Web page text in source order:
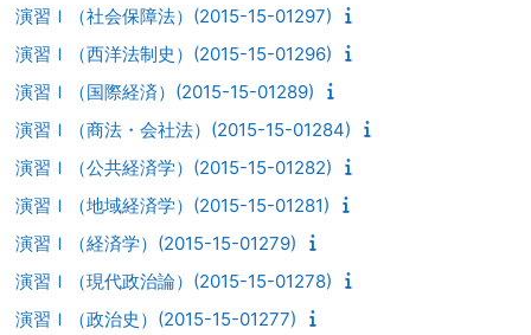
演習Ｉ（社会保障法）(2015-15-01297)
演習Ｉ（西洋法制史）(2015-15-01296)
演習Ｉ（国際経済）(2015-15-01289)
演習Ｉ（商法・会社法）(2015-15-01284)
演習Ｉ（公共経済学）(2015-15-01282)
演習Ｉ（地域経済学）(2015-15-01281)
演習Ｉ（経済学）(2015-15-01279)
演習Ｉ（現代政治論）(2015-15-01278)
演習Ｉ（政治史）(2015-15-01277)